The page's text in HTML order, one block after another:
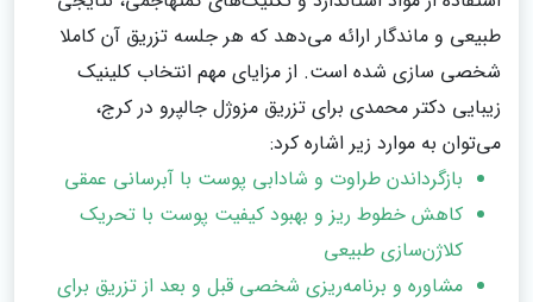
طبیعی و ماندگار ارائه می‌دهد که هر جلسه تزریق آن کاملا
شخصی سازی شده است. از مزایای مهم انتخاب کلینیک
زیبایی دکتر محمدی برای تزریق مزوژل جالپرو در کرج،
می‌توان به موارد زیر اشاره کرد:
بازگرداندن طراوت و شادابی پوست با آبرسانی عمقی
کاهش خطوط ریز و بهبود کیفیت پوست با تحریک
کلاژن‌سازی طبیعی
مشاوره و برنامه‌ریزی شخصی قبل و بعد از تزریق برای